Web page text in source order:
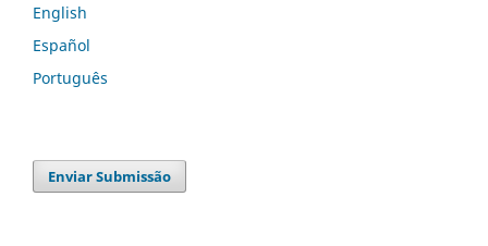
English
Español
Português
Enviar Submissão